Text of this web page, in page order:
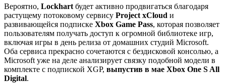
Вероятно, Lockhart будет активно продвигаться благодаря
растущему потоковому сервису Project xCloud и
развивающейся подписке Xbox Game Pass, которая позволяет
пользователям получать доступ к огромной библиотеке игр,
включая игры в день релиза от домашних студий Microsoft.
Оба сервиса прекрасно сочетаются с бездисковой консолью, а
Microsoft уже на деле анализирует связку подобной модели в
комплекте с подпиской XGP, выпустив в мае Xbox One S All
Digital.